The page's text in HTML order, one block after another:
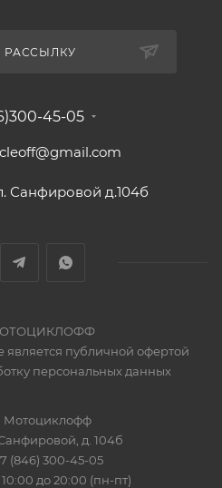
РАССЫЛКУ
45-05
Санфировой д.104б
является публичной офертой
персональных данных
Мотоциклофф
д. 104б
(846) 300-45-05
10:00 до 20:00 (пн-пт)